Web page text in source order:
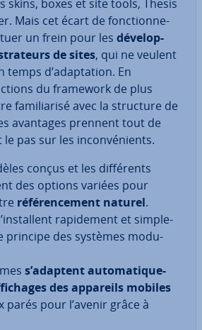
skins, boxes et site tools, Thesis
Mais cet écart de fonc­tion­ne­
un frein pour les dé­ve­lop­
de sites, qui ne veulent
temps d’adap­ta­tion. En
du framework de plus
fa­mi­lia­risé avec la structure de
avantages prennent tout de
pas sur les in­con­vé­nients.
conçus et les dif­fé­rents
des options variées pour
ré­fé­ren­ce­ment naturel.
ra­pi­de­ment et sim­ple­
principe des systèmes mo­du­
s’adaptent au­to­ma­ti­que­
des appareils mobiles
parés pour l’avenir grâce à